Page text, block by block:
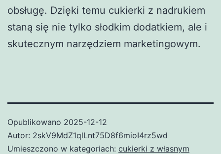
obsługę. Dzięki temu cukierki z nadrukiem
staną się nie tylko słodkim dodatkiem, ale i
skutecznym narzędziem marketingowym.
Opublikowano 2025-12-12
Autor: 2skV9MdZ1qlLnt75D8f6mioI4rz5wd
Umieszczono w kategoriach: cukierki z własnym